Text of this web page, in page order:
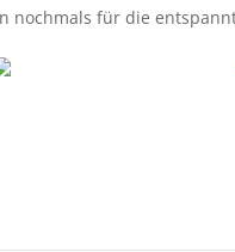
nochmals für die